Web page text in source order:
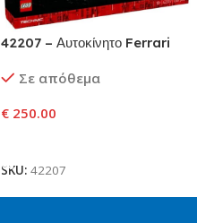
42207 – Αυτοκίνητο Ferrari
Σε απόθεμα
€ 250.00
SKU: 42207